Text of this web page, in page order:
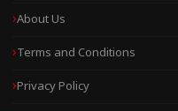
About Us
Terms and Conditions
Privacy Policy